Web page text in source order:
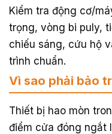
Kiểm tra động cơ/
trọng, vòng bi puly,
chiếu sáng, cứu hộ
trình chuẩn.
Vì sao phải bảo
Thiết bị hao mòn
điểm cửa đóng ngắt